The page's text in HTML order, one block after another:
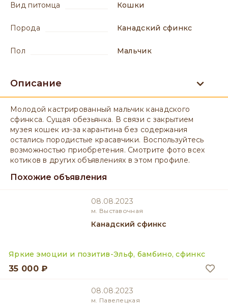
вид питомца Кошки
порода Канадский сфинкс
пол мальчик
Описание
Молодой кастрированный мальчик канадского
сфинкса. Сущая обезьянка. В связи с закрытием
музея кошек из-за карантина без содержания
остались породистые красавчики. Воспользуйтесь
возможностью приобретения. Смотрите фото всех
котиков в других объявлениях в этом профиле.
Похожие объявления
08.08.2023
м. Выставочная
Канадский сфинкс
Яркие эмоции и позитив-Эльф, бамбино, сфинкс
35 000 ₽
08.08.2023
м. Павелецкая